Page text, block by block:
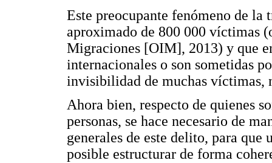
Este preocupante fenómeno de la
aproximado de 800 000 víctimas
Migraciones [OIM], 2013) y que
internacionales o son sometidas
invisibilidad de muchas víctimas,
Ahora bien, respecto de quienes
personas, se hace necesario de
generales de este delito, para
posible estructurar de forma